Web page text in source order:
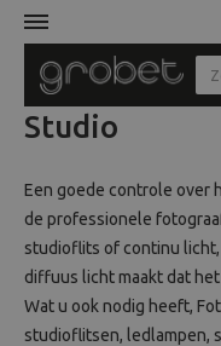
Afdruk
Fotocamera
Video
Studio
Een goede controle over
de professionele
studioflits of continu
diffuus licht maakt dat
Wat u ook nodig heeft,
studioflitsen, ledlampen,